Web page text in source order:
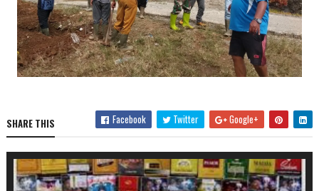
SHARE THIS Facebook Twitter Google+